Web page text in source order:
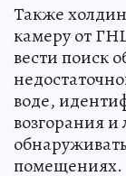
Также
камеру от
вести поиск
воде,
возгорания и
помещениях.